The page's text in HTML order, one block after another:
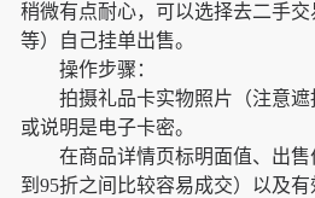
稍微有点耐心，可以选择去二手
等）自己挂单出售。
操作步骤：
拍摄礼品卡实物照片（注意遮
或说明是电子卡密。
在商品详情页标明面值、出售
到95折之间比较容易成交）以及有